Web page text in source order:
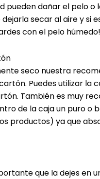
pueden dañar el pelo o
secar al aire y si
con el pelo húmedo!
seco nuestra
Puedes utilizar la
También es muy
de la caja un puro o
productos) ya que
que la dejes en